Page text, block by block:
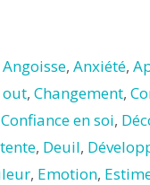
Angoisse,Anxiété,
out, Changement,
Confiance en soi,
, Deuil,
, Emotion,